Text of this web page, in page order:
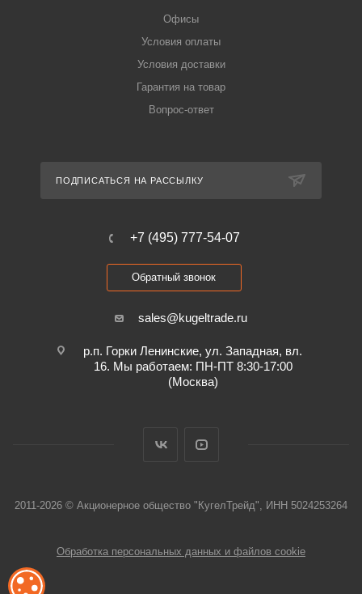
Офисы
Условия оплаты
Условия доставки
Гарантия на товар
Вопрос-ответ
ПОДПИСАТЬСЯ НА РАССЫЛКУ
+7 (495) 777-54-07
Обратный звонок
sales@kugeltrade.ru
р.п. Горки Ленинские, ул. Западная, вл.
16. Мы работаем: ПН-ПТ 8:30-17:00
(Москва)
2011-2026 © Акционерное общество "КугелТрейд", ИНН 5024253264
Обработка персональных данных и файлов cookie
ОБРАБОТКА ФАЙЛОВ COOKIE